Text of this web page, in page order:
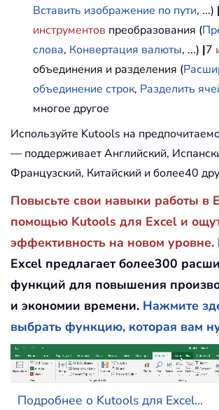
Вставить изображение по пути, ...) |
инструментов преобразования (
слова, Конвертация валюты, ...) |7
объединения и разделения (
объединение строк, Разделить
многое другое
Используйте Kutools на
— поддерживает Английский,
Французский, Китайский и более40
Повысьте свои навыки работы в
помощью Kutools для Excel и
эффективность на новом уровне.
Excel предлагает более300
функций для повышения
и экономии времени. Нажмите
выбрать функцию, которая вам
Подробнее о Kutools для Excel...